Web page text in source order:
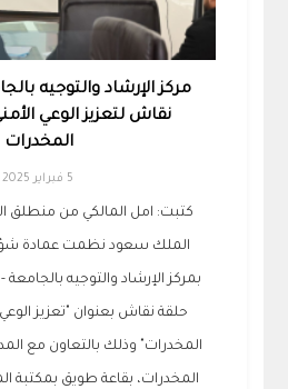
مركز الإرشاد والتوجيه
نقاش لتعزيز الوعي
المخدرات
5 فبراير 2025
كتبت: امل المالكي من منطلق
الملك سعود نظمت عمادة
بمركز الإرشاد والتوجيه بالجامعة
حلقة نقاش بعنوان "تعزيز
المخدرات" وذلك بالتعاون مع
المخدرات، بقاعة طويق بمكتبة